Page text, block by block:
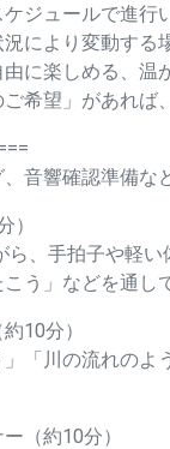
ジュールで進行
により変動する
由に楽しめる、
希望」があれば
音響確認準備な
）
ら、手拍子や軽
こう」などを通
10分）
」「川の流れの
（約10分）